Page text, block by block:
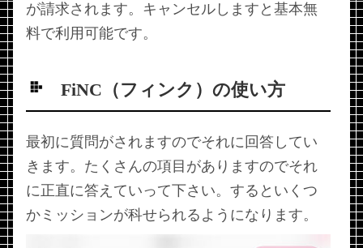
が請求されます。キャンセルしますと基本無
料で利用可能です。
FiNC（フィンク）の使い方
最初に質問がされますのでそれに回答してい
きます。たくさんの項目がありますのでそれ
に正直に答えていって下さい。するといくつ
かミッションが科せられるようになります。